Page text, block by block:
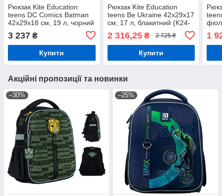
Рюкзак Kite Education
teens DC Comics Batman
42x29x18 см, 19 л, чорний
3 237 ₴
Купити
Рюкзак Kite Education
teens Be Ukraine 42x29x17
см, 17 л, блакитний (K24-
2 316,25₴ 2 725 ₴
Купити
1
Акційні пропозиції та новинки
–30% –25%